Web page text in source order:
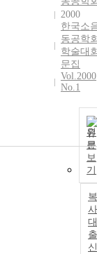
2000
한국소
동공학
학술대
문집
Vol.2000
No.1
원
문
보
기
복
대
출
신